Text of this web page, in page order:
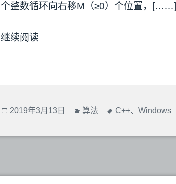
个整数循环向右移M（≥0）个位置，[……]
继续阅读
发
于
2019年3月13日
分
算法
标
C++、Windows